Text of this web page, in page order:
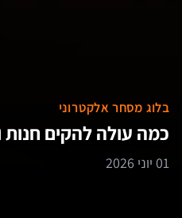
בלוג מסחר אלקטרוני
כמה עולה להקים חנות
01 יוני 2026